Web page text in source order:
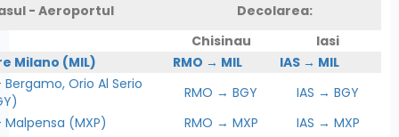
- Aeroportul
Decolarea:
Chisinau
Iasi
Milano (MIL)
RMO → MIL
IAS → MIL
Orio Al Serio
RMO → BGY
IAS → BGY
(MXP)
RMO → MXP IAS → MXP